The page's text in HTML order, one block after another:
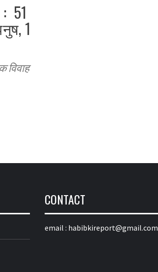
51
1
विवाह
CONTACT
email : habibkireport@gmail.com